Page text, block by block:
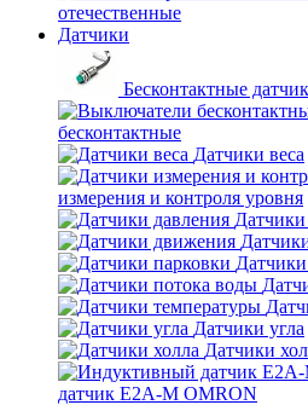
отечественные
Датчики
Бесконтактные
бесконтактные
Датчики веса
измерения и контроля уровня
Датчики угла
Датчики
датчик E2A-M OMRON